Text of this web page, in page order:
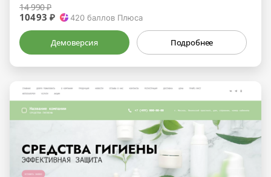
14 990 ₽
10493 ₽ 420 баллов Плюса
Демоверсия Подробнее